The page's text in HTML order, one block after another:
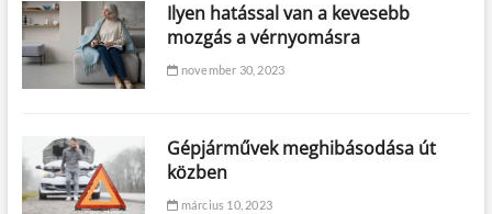
Ilyen hatással van a kevesebb
mozgás a vérnyomásra
november 30, 2023
Gépjárművek meghibásodása út
közben
március 10, 2023